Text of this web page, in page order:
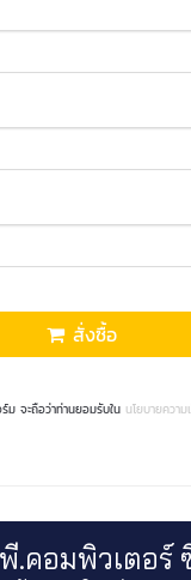
สั่งซื้อ
ม จะถือว่าท่านยอมรับใน นโยบายควา
.คอมพิวเตอร์